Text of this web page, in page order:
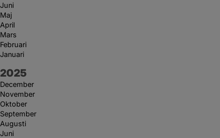
Juni
Maj
April
Mars
Februari
Januari
År:
2025
December
November
Oktober
September
Augusti
Juni